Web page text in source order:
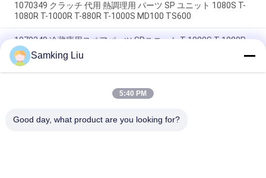
1070349 クラッチ 代用 熱調理用 パーツ SP ユニット 1080S T-
1080R T-1000R T-880R T-1000S MD100 TS600
1070349 冷蔵庫用スペアパーツ SPユニット T-1080S T-1080R
T-1000R T-880R T-1000S MD100 TS600
T-600M / T-600R / 680Pro,T-800M / T-800R / 880Pro 同じカバ
我々は,THERMO KINGユニットカバー全体のセットを供給しま
Samking Liu
5:40 PM
Good day, what product are you looking for?